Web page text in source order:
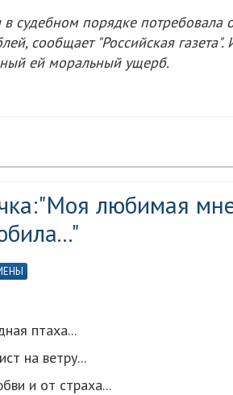
судебном порядке потребовала
сообщает "Российская
ей моральный ущерб.
любимая
птаха...
на ветру...
и от страха...